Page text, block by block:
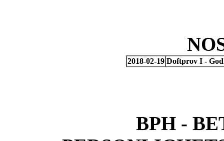
2018-02-19 Doftprov I -
BPH -